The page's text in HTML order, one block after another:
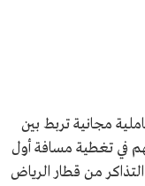
مجانية تربط بين
في تغطية مسافة أول
من قطار الرياض